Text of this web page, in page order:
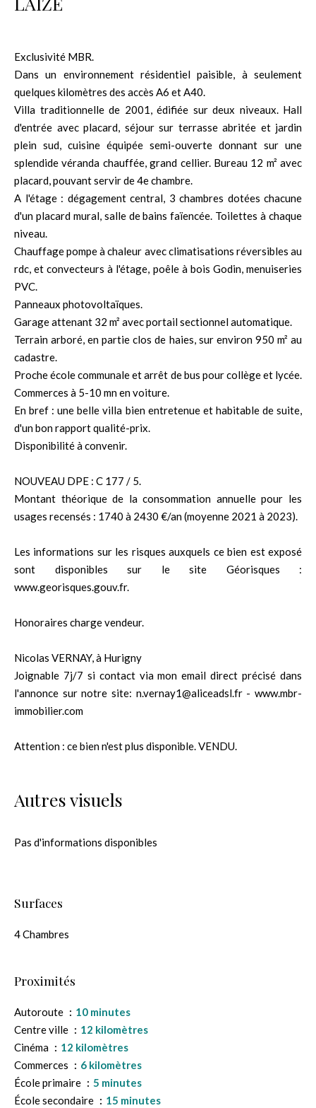
Exclusivité MBR.
Dans un environnement résidentiel paisible, à seulement
quelques kilomètres des accès A6 et A40.
Villa traditionnelle de 2001, édifiée sur deux niveaux. Hall
d'entrée avec placard, séjour sur terrasse abritée et jardin
plein sud, cuisine équipée semi-ouverte donnant sur une
splendide véranda chauffée, grand cellier. Bureau 12 m² avec
placard, pouvant servir de 4e chambre.
A l'étage : dégagement central, 3 chambres dotées chacune
d'un placard mural, salle de bains faïencée. Toilettes à chaque
niveau.
Chauffage pompe à chaleur avec climatisations réversibles au
rdc, et convecteurs à l'étage, poêle à bois Godin, menuiseries
PVC.
Panneaux photovoltaïques.
Garage attenant 32 m² avec portail sectionnel automatique.
Terrain arboré, en partie clos de haies, sur environ 950 m² au
cadastre.
Proche école communale et arrêt de bus pour collège et lycée.
Commerces à 5-10 mn en voiture.
En bref : une belle villa bien entretenue et habitable de suite,
d'un bon rapport qualité-prix.
Disponibilité à convenir.
NOUVEAU DPE : C 177 / 5.
Montant théorique de la consommation annuelle pour les
usages recensés : 1740 à 2430 €/an (moyenne 2021 à 2023).
Les informations sur les risques auxquels ce bien est exposé
sont disponibles sur le site Géorisques :
www.georisques.gouv.fr.
Honoraires charge vendeur.
Nicolas VERNAY, à Hurigny
Joignable 7j/7 si contact via mon email direct précisé dans
l'annonce sur notre site: n.vernay1@aliceadsl.fr - www.mbr-
immobilier.com
Attention : ce bien n'est plus disponible. VENDU.
Autres visuels
Pas d'informations disponibles
Surfaces
4 Chambres
Proximités
Autoroute
10 minutes
Centre ville
12 kilomètres
Cinéma
12 kilomètres
Commerces
6 kilomètres
École primaire
5 minutes
École secondaire
15 minutes